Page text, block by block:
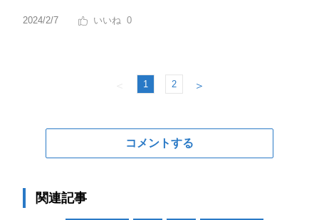
2024/2/7 0
＜ 1 2 ＞
コメントする
関連記事